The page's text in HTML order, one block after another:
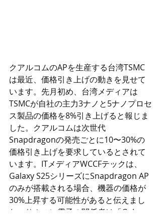
クアルコムのAPを生産する台湾TSMC
は最近、価格引き上げの動きを見せて
います。先月初め、台湾メディアは
TSMCが自社の主力3ナノと5ナノプロセ
ス製品の価格を8%引き上げると報じま
した。クアルコムは次世代
Snapdragonの発売ごとに10〜30%の
価格引き上げを要求しているとされて
います。ITメディアWCCFテックは、
Galaxy S25シリーズにSnapdragon AP
のみが搭載される場合、機器の価格が
30%上昇する可能性があると伝えまし
た。サムスン電子の関係者は「Galaxy